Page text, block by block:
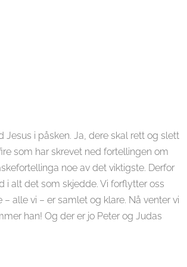
i påsken. Ja, dere skal rett og slett
som har skrevet ned fortellingen om
noe av det viktigste. Derfor
i alt det som skjedde. Vi forflytter oss
alle vi – er samlet og klare. Nå venter vi
han! Og der er jo Peter og Judas